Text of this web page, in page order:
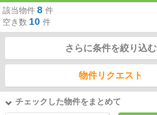
該当物件 8 件
空き数 10 件
さらに条件を絞り込む
物件リクエスト
チェックした物件をまとめて